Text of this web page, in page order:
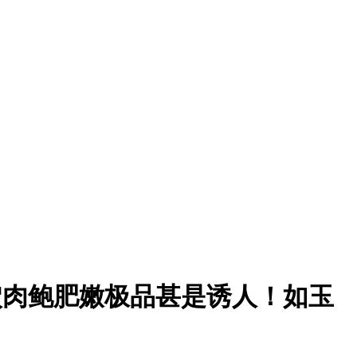
鲍肥嫩极品甚是诱人！如玉